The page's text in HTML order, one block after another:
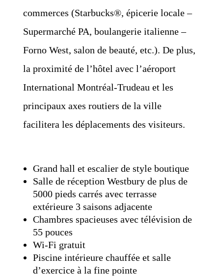
commerces (Starbucks®, épicerie locale –
Supermarché PA, boulangerie italienne –
Forno West, salon de beauté, etc.). De plus,
la proximité de l’hôtel avec l’aéroport
International Montréal-Trudeau et les
principaux axes routiers de la ville
facilitera les déplacements des visiteurs.
Grand hall et escalier de style boutique
Salle de réception Westbury de plus de
5000 pieds carrés avec terrasse
extérieure 3 saisons adjacente
Chambres spacieuses avec télévision de
55 pouces
Wi-Fi gratuit
Piscine intérieure chauffée et salle
d’exercice à la fine pointe